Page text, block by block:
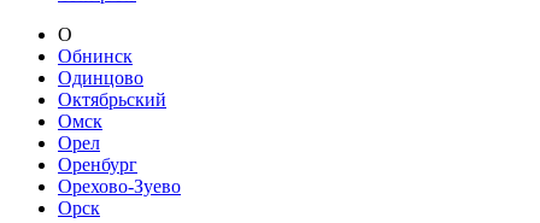
О
Обнинск
Одинцово
Октябрьский
Омск
Орел
Оренбург
Орехово-Зуево
Орск